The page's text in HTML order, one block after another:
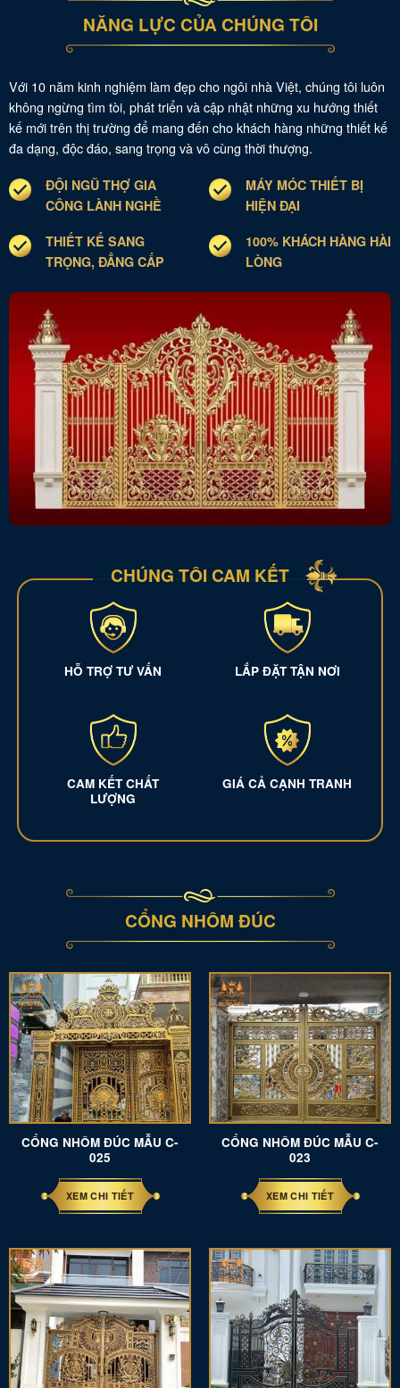
NĂNG LỰC CỦA CHÚNG TÔI
Với 10 năm kinh nghiệm làm đẹp cho ngôi nhà Việt, chúng tôi luôn
không ngừng tìm tòi, phát triển và cập nhật những xu hướng thiết
kế mới trên thị trường để mang đến cho khách hàng những thiết kế
đa dạng, độc đáo, sang trọng và vô cùng thời thượng.
ĐỘI NGŨ THỢ GIA
CÔNG LÀNH NGHỀ
THIẾT KẾ SANG
TRỌNG, ĐẲNG CẤP
MÁY MÓC THIẾT BỊ
HIỆN ĐẠI
100% KHÁCH HÀNG HÀI
LÒNG
CHÚNG TÔI CAM KẾT
HỖ TRỢ TƯ VẤN LẮP ĐẶT TẬN NƠI
CAM KẾT CHẤT
LƯỢNG
GIÁ CẢ CẠNH TRANH
CỔNG NHÔM ĐÚC
CỔNG NHÔM ĐÚC MẪU C-
025
XEM CHI TIẾT
CỔNG NHÔM ĐÚC MẪU C-
023
XEM CHI TIẾT